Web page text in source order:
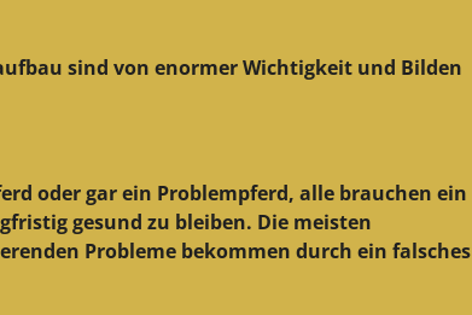
sind von enormer Wichtigkeit und Bilden
oder gar ein Problempferd, alle brauchen ein
gesund zu bleiben. Die meisten
Probleme bekommen durch ein falsches